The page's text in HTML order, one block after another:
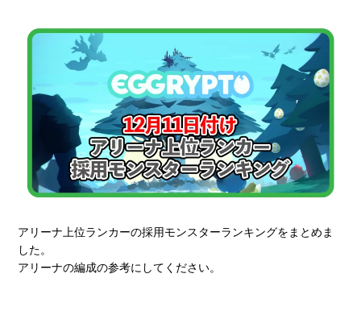
アリーナ上位ランカーの採用モンスターランキングをまとめま
した。
アリーナの編成の参考にしてください。